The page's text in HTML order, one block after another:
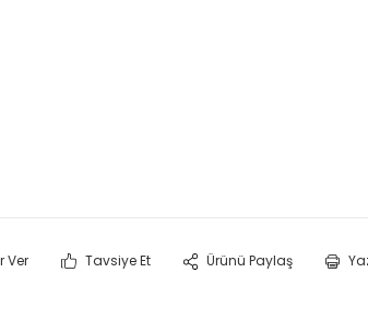
Ver Tavsiye Et Ürünü Paylaş